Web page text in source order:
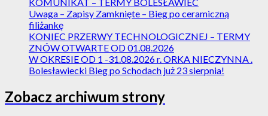
Uwaga – Zapisy Zamknięte – Bieg po ceramiczną
filiżankę
KONIEC PRZERWY TECHNOLOGICZNEJ – TERMY
ZNÓW OTWARTE OD 01.08.2026
W OKRESIE OD 1 -31.08.2026 r. ORKA NIECZYNNA .
Bolesławiecki Bieg po Schodach już 23 sierpnia!
Zobacz archiwum strony